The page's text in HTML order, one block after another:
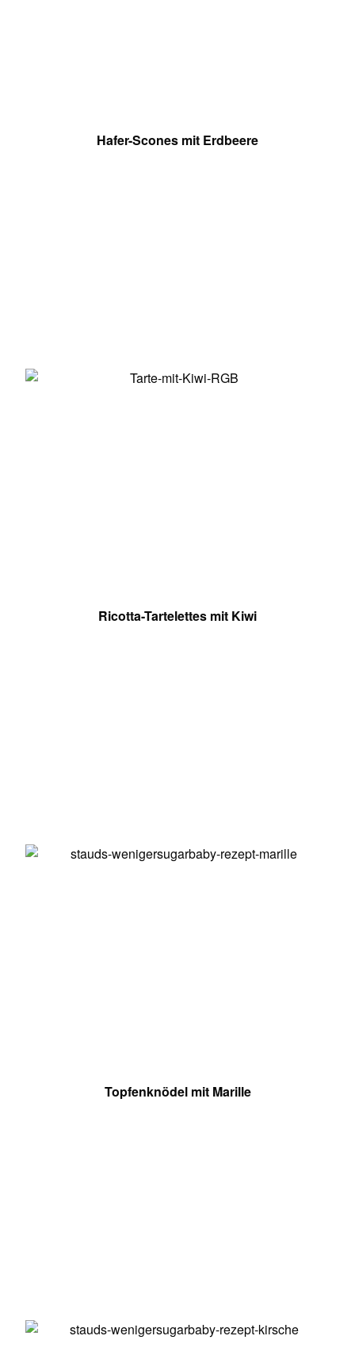
Hafer-Scones mit Erdbeere
Ricotta-Tartelettes mit Kiwi
Topfenknödel mit Marille